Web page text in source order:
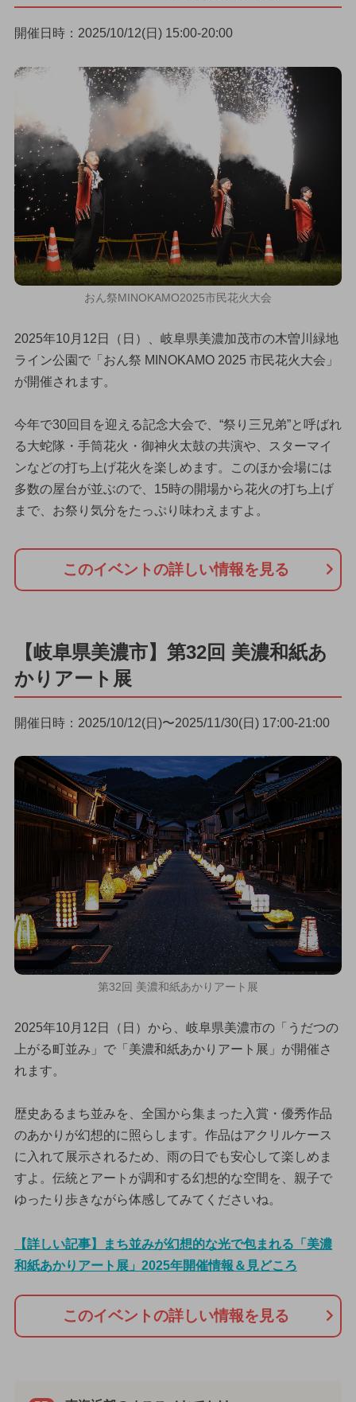
開催日時：2025/10/12(日) 15:00-20:00
おん祭MINOKAMO2025市民花火大会
2025年10月12日（日）、岐阜県美濃加茂市の木曽川緑地
ライン公園で「おん祭 MINOKAMO 2025 市民花火大会」
が開催されます。
今年で30回目を迎える記念大会で、“祭り三兄弟”と呼ばれ
る大蛇隊・手筒花火・御神火太鼓の共演や、スターマイ
ンなどの打ち上げ花火を楽しめます。このほか会場には
多数の屋台が並ぶので、15時の開場から花火の打ち上げ
まで、お祭り気分をたっぷり味わえますよ。
このイベントの詳しい情報を見る
【岐阜県美濃市】第32回 美濃和紙あ
かりアート展
開催日時：2025/10/12(日)〜2025/11/30(日) 17:00-21:00
第32回 美濃和紙あかりアート展
2025年10月12日（日）から、岐阜県美濃市の「うだつの
上がる町並み」で「美濃和紙あかりアート展」が開催さ
れます。
歴史あるまち並みを、全国から集まった入賞・優秀作品
のあかりが幻想的に照らします。作品はアクリルケース
に入れて展示されるため、雨の日でも安心して楽しめま
すよ。伝統とアートが調和する幻想的な空間を、親子で
ゆったり歩きながら体感してみてくださいね。
【詳しい記事】まち並みが幻想的な光で包まれる「美濃
和紙あかりアート展」2025年開催情報＆見どころ
このイベントの詳しい情報を見る